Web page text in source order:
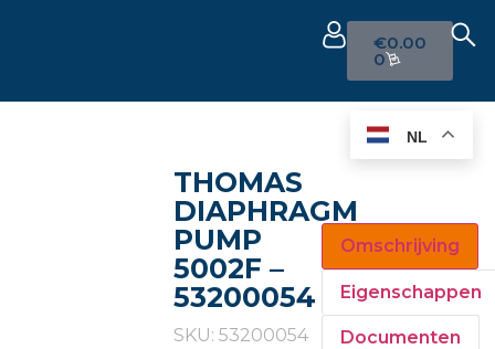
€0.00
0
THOMAS
DIAPHRAGM
PUMP
5002F –
53200054
SKU: 53200054
Omschrijving
Eigenschappen
Documenten
NL